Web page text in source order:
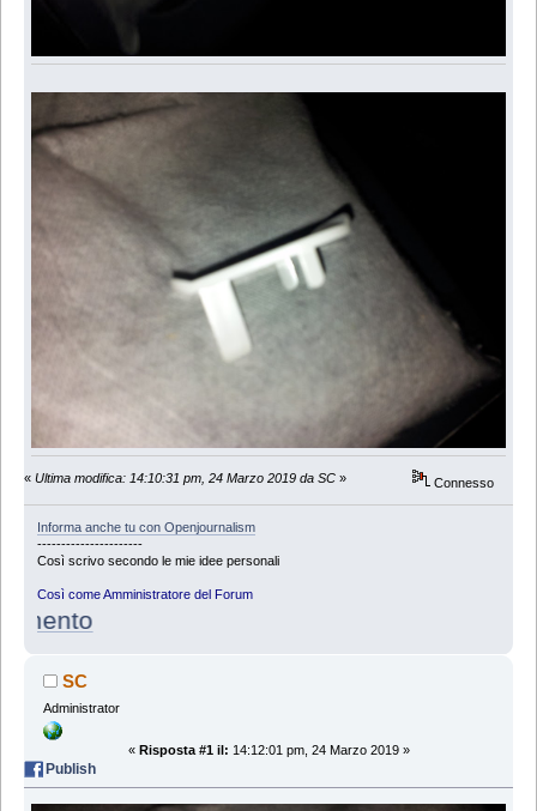
« Ultima modifica: 14:10:31 pm, 24 Marzo 2019 da SC » Connesso
Informa anche tu con Openjournalism
----------------------
Così scrivo secondo le mie idee personali
Così come Amministratore del Forum
SC
Administrator
« Risposta #1 il: 14:12:01 pm, 24 Marzo 2019 »
Publish